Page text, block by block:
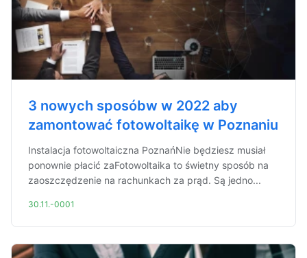
3 nowych sposóbw w 2022 aby
zamontować fotowoltaikę w Poznaniu
Instalacja fotowoltaiczna PoznańNie będziesz musiał
ponownie płacić zaFotowoltaika to świetny sposób na
zaoszczędzenie na rachunkach za prąd. Są jedno...
30.11.-0001